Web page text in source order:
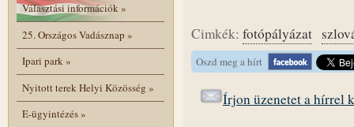
Választási információk»
25. Országos Vadásznap »
Ipari park»
Nyitott terek Helyi Közösség »
E-ügyintézés»
Cimkék: fotópályázat
Oszd meg a hírt
Írjon üzenetet a hírrel